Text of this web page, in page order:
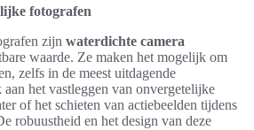
fotografen
zijn waterdichte camera
waarde. Ze maken het mogelijk om
zelfs in de meest uitdagende
het vastleggen van onvergetelijke
of het schieten van actiebeelden tijdens
robuustheid en het design van deze